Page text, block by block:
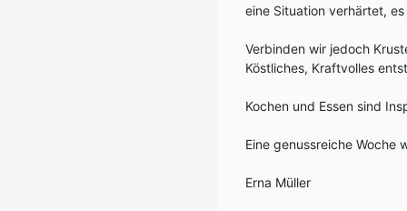
eine Situation verhärtet,
Verbinden wir jedoch
Köstliches, Kraftvolles
Kochen und Essen sind
Eine genussreiche Woche
Erna Müller